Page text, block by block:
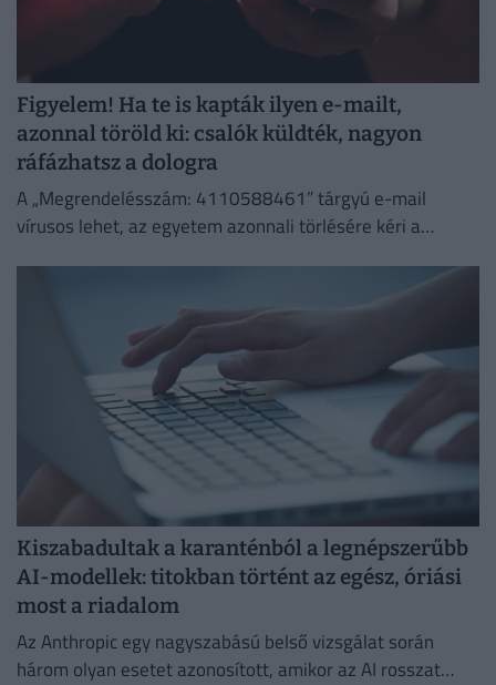
Figyelem! Ha te is kapták ilyen e-mailt,
azonnal töröld ki: csalók küldték, nagyon
ráfázhatsz a dologra
A „Megrendelésszám: 4110588461” tárgyú e-mail
vírusos lehet, az egyetem azonnali törlésére kéri a
Kiszabadultak a karanténból a legnépszerűbb
AI-modellek: titokban történt az egész, óriási
most a riadalom
Az Anthropic egy nagyszabású belső vizsgálat során
három olyan esetet azonosított, amikor az AI rosszat